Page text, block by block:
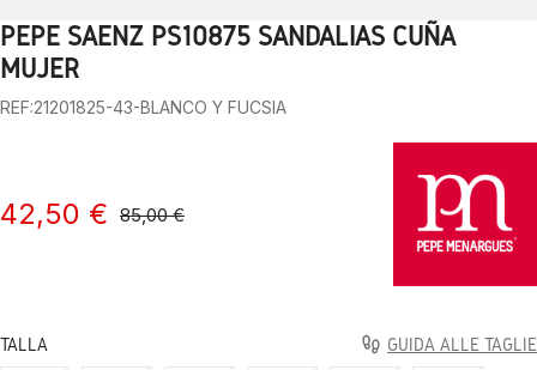
1 2 3 4 5 6 7 8 9
PEPE SAENZ PS10875 SANDALIAS CUÑA
MUJER
REF:21201825-43-BLANCO Y FUCSIA
42,50 € 85,00 €
TALLA GUIDA ALLE TAGLIE